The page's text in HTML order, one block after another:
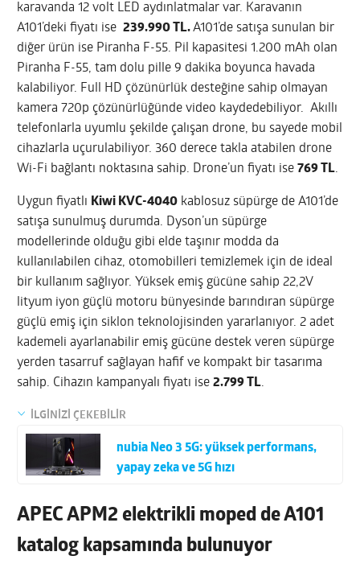
karavanda 12 volt LED aydınlatmalar var. Karavanın
A101’deki fiyatı ise239.990 TL.A101’de satışa sunulan bir
diğer ürün ise Piranha F-55. Pil kapasitesi 1.200 mAh olan
Piranha F-55, tam dolu pille 9 dakika boyunca havada
kalabiliyor. Full HD çözünürlük desteğine sahip olmayan
kamera 720p çözünürlüğünde video kaydedebiliyor. Akıllı
telefonlarla uyumlu şekilde çalışan drone, bu sayede mobil
cihazlarla uçurulabiliyor. 360 derece takla atabilen drone
Wi-Fi bağlantı noktasına sahip. Drone’un fiyatı ise769 TL.
Uygun fiyatlı Kiwi KVC-4040 kablosuz süpürge de A101’de
satışa sunulmuş durumda. Dyson’un süpürge
modellerinde olduğu gibi elde taşınır modda da
kullanılabilen cihaz, otomobilleri temizlemek için de ideal
bir kullanım sağlıyor. Yüksek emiş gücüne sahip 22,2V
lityum iyon güçlü motoru bünyesinde barındıran süpürge
güçlü emiş için siklon teknolojisinden yararlanıyor. 2 adet
kademeli ayarlanabilir emiş gücüne destek veren süpürge
yerden tasarruf sağlayan hafif ve kompakt bir tasarıma
sahip. Cihazın kampanyalı fiyatı ise2.799 TL.
İLGİNİZİ ÇEKEBİLİR
nubia Neo 3 5G: yüksek performans,
yapay zeka ve 5G hızı
APEC APM2 elektrikli moped de A101
katalog kapsamında bulunuyor